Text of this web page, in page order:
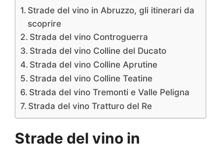
Strade del vino in Abruzzo, gli itinerari da
scoprire
Strada del vino Controguerra
Strada del vino Colline del Ducato
Strada del vino Colline Aprutine
Strada del vino Colline Teatine
Strada del vino Tremonti e Valle Peligna
Strada del vino Tratturo del Re
Strade del vino in